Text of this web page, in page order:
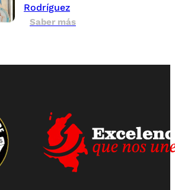
Rodríguez
Saber más